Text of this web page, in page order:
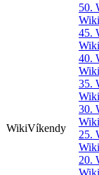
WikiVíkendy
50.
45.
40.
35.
30.
25.
20.